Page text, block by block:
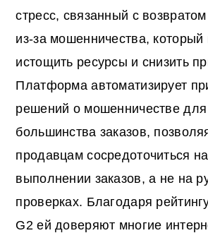
стресс, связанный с
из-за мошенничества, который
истощить ресурсы и снизить
Платформа автоматизирует
решений о мошенничестве для
большинства заказов,
продавцам сосредоточиться на
выполнении заказов, а не на
проверках. Благодаря
G2 ей доверяют многие